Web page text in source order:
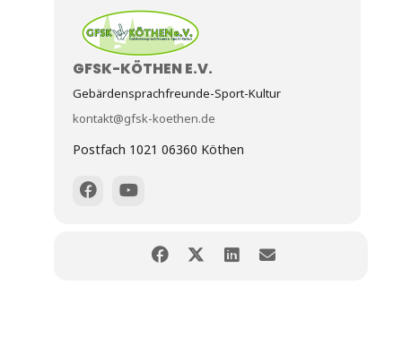
GFSK-KÖTHEN E.V.
Gebärdensprachfreunde-Sport-Kultur
kontakt@gfsk-koethen.de
Postfach 1021 06360 Köthen